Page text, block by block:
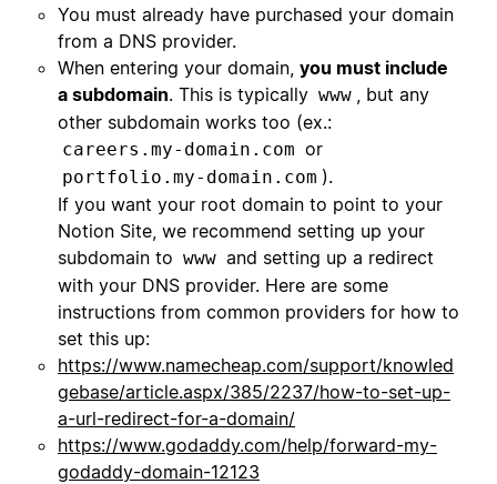
You must already have purchased your domain
from a DNS provider.
When entering your domain, you must include
a subdomain. This is typically www
, but any
other subdomain works too (ex.:
careers.my-domain.com or
portfolio.my-domain.com ).
If you want your root domain to point to your
Notion Site, we recommend setting up your
subdomain to www and setting up a redirect
with your DNS provider. Here are some
instructions from common providers for how to
set this up:
https://www.namecheap.com/support/knowled
gebase/article.aspx/385/2237/how-to-set-up-
a-url-redirect-for-a-domain/
https://www.godaddy.com/help/forward-my-
godaddy-domain-12123